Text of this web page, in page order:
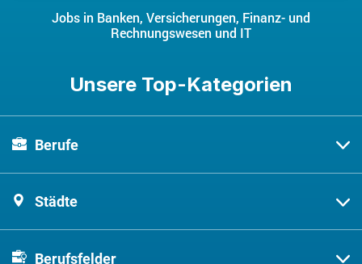
Jobs in Banken, Versicherungen, Finanz- und
Rechnungswesen und IT
Unsere Top-Kategorien
Berufe
Städte
Berufsfelder